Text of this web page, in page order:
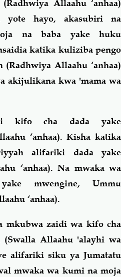
Allaahu ‘anhaa)
yote hayo, akasubiri na
na baba yake huku
katika kuliziba pengo
Allaahu ‘anhaa)
akijulikana kwa 'mama wa
kifo cha dada yake
‘anhaa). Kisha katika
alifariki dada yake
‘anhaa). Na mwaka wa
mwengine, Ummu
‘anhaa).
mkubwa zaidi wa kifo cha
Allaahu 'alayhi wa
alifariki siku ya Jumatatu
mwaka wa kumi na moja